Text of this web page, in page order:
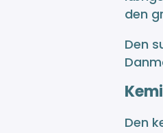
den
Den
Den